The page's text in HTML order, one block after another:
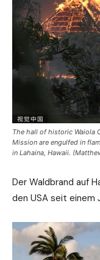
The hall of historic Waiola
Mission are engulfed in
in Lahaina, Hawaii.
Der Waldbrand auf
den USA seit einem